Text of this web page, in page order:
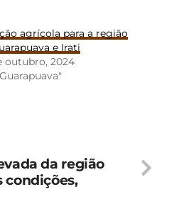
agrícola para a região
e Irati
outubro, 2024
da região
condições,